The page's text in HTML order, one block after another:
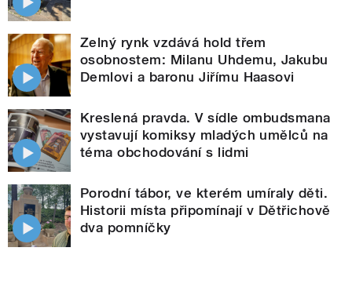
Zelný rynk vzdává hold třem
osobnostem: Milanu Uhdemu, Jakubu
Demlovi a baronu Jiřímu Haasovi
Kreslená pravda. V sídle ombudsmana
vystavují komiksy mladých umělců na
téma obchodování s lidmi
Porodní tábor, ve kterém umíraly děti.
Historii místa připomínají v Dětřichově
dva pomníčky